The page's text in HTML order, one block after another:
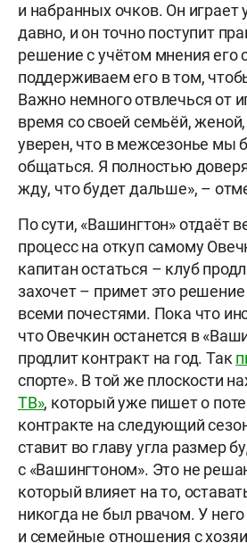
и набранных очков. Он играет
давно, и он точно поступит
решение с учётом мнения его
поддерживаем его в том,
Важно немного отвлечься от
время со своей семьёй,
уверен, что в межсезонье мы
общаться. Я полностью
жду, что будет дальше», –
По сути, «Вашингтон» отдаёт
процесс на откуп самому
капитан остаться – клуб
захочет – примет это
всеми почестями. Пока что
что Овечкин останется в
продлит контракт на год. Так
спорте». В той же плоскости
ТВ», который уже пишет о
контракте на следующий
ставит во главу угла размер
с «Вашингтоном». Это не
который влияет на то,
никогда не был рвачом. У
и семейные отношения с